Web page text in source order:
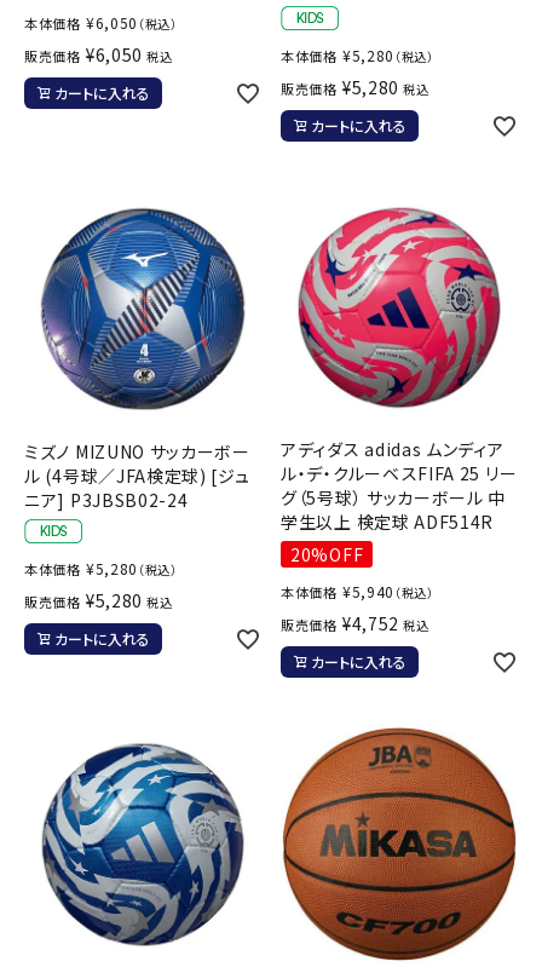
本体価格 ¥6,050 （税込）
販売価格 ¥6,050 税込
カートに入れる
本体価格 ¥5,280 （税込）
販売価格 ¥5,280 税込
カートに入れる
ミズノ MIZUNO サッカーボー
ル (4号球／JFA検定球) [ジュ
ニア] P3JBSB02-24
本体価格 ¥5,280 （税込）
販売価格 ¥5,280 税込
カートに入れる
アディダス adidas ムンディア
ル・デ・クルーベスFIFA 25 リー
グ（5号球） サッカーボール 中
学生以上 検定球 ADF514R
20%OFF
本体価格 ¥5,940 （税込）
販売価格 ¥4,752 税込
カートに入れる